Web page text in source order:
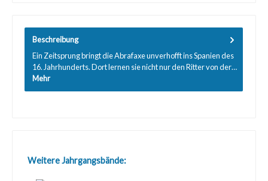
Beschreibung
Ein Zeitsprung bringt die Abrafaxe unverhofft ins Spanien des
16. Jahrhunderts. Dort lernen sie nicht nur den Ritter von der…
Mehr
Produktgalerie überspringen
Weitere Jahrgangsbände: